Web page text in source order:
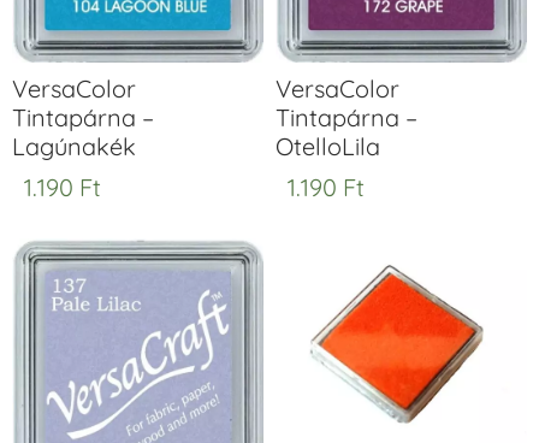
VersaColor
Tintapárna –
Lagúnakék
1.190 Ft
VersaColor
Tintapárna –
OtelloLila
1.190 Ft